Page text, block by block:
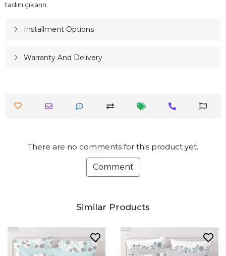
tadını çıkarın.
Installment Options
Warranty And Delivery
There are no comments for this product yet.
Comment
Similar Products